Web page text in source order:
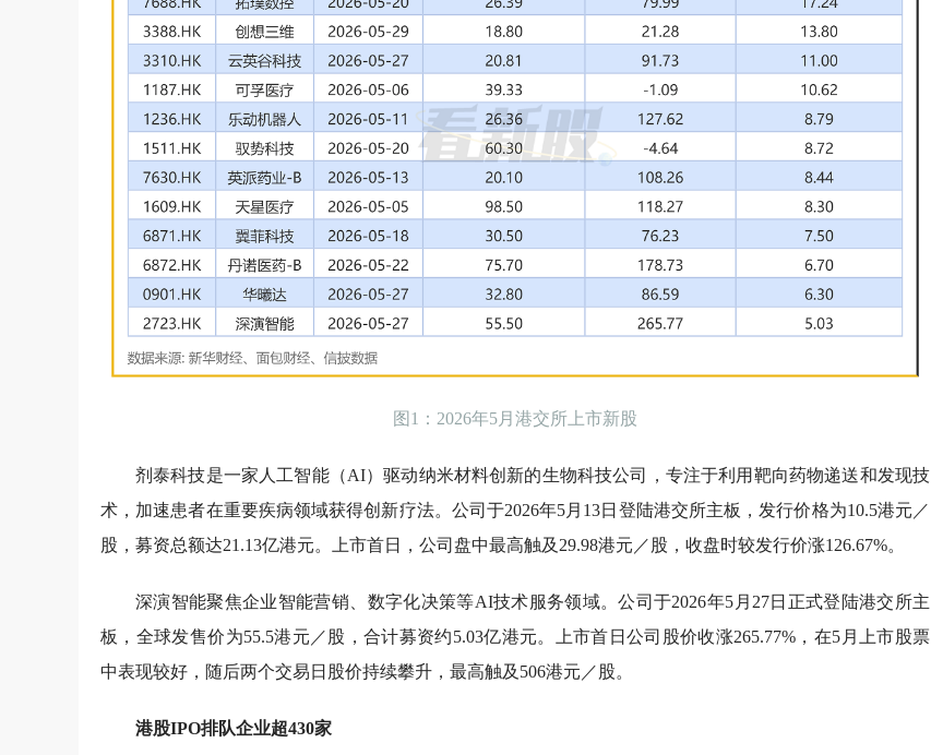
图1：2026年5月港交所上市新股
剂泰科技是一家人工智能（AI）驱动纳米材料创新的生物科技公司，专注于利用靶向药物递送和发现技
术，加速患者在重要疾病领域获得创新疗法。公司于2026年5月13日登陆港交所主板，发行价格为10.5港元／
股，募资总额达21.13亿港元。上市首日，公司盘中最高触及29.98港元／股，收盘时较发行价涨126.67%。
深演智能聚焦企业智能营销、数字化决策等AI技术服务领域。公司于2026年5月27日正式登陆港交所主
板，全球发售价为55.5港元／股，合计募资约5.03亿港元。上市首日公司股价收涨265.77%，在5月上市股票
中表现较好，随后两个交易日股价持续攀升，最高触及506港元／股。
港股IPO排队企业超430家